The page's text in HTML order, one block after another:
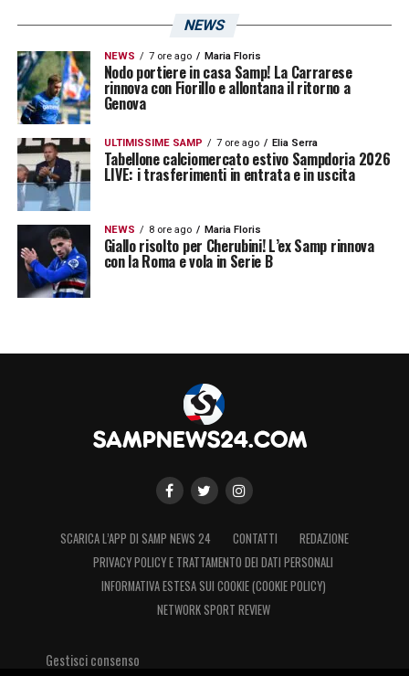
NEWS
NEWS 7 ore ago Maria Floris
Nodo portiere in casa Samp! La Carrarese
rinnova con Fiorillo e allontana il ritorno a
Genova
ULTIMISSIME SAMP 7 ore ago Elia Serra
Tabellone calciomercato estivo Sampdoria 2026
LIVE: i trasferimenti in entrata e in uscita
NEWS 8 ore ago Maria Floris
Giallo risolto per Cherubini! L’ex Samp rinnova
con la Roma e vola in Serie B
SCARICA L’APP DI SAMP NEWS 24 CONTATTI
REDAZIONE
PRIVACY POLICY E TRATTAMENTO DEI DATI PERSONALI
INFORMATIVA ESTESA SUI COOKIE (COOKIE POLICY)
NETWORK SPORT REVIEW
Gestisci consenso